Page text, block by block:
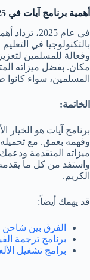
أهمية برنامج آيات في 2025:
في عام
بالتكنولوجيا في
وفعالة للمسلمين
مكان. بفضل ميزاته
المسلمين، سواء
الخاتمة:
برنامج آيات هو الخيار
ميزاته المتقدمة
واستفد من كل ما
الكريم.
قد يهمك أيضاً:
الفرق بين شاحن
برنامج ترجمة
برامج تشغيل